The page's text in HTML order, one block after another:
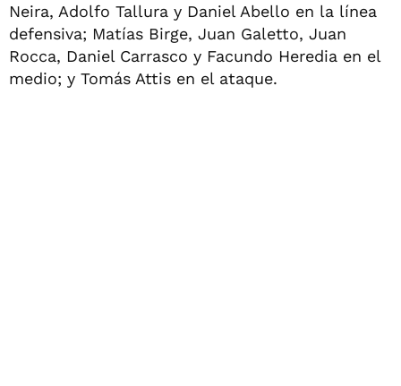
Neira, Adolfo Tallura y Daniel Abello en la línea
defensiva; Matías Birge, Juan Galetto, Juan
Rocca, Daniel Carrasco y Facundo Heredia en el
medio; y Tomás Attis en el ataque.